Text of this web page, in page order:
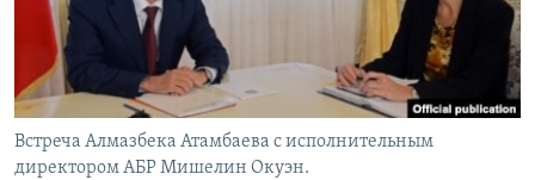
Встреча Алмазбека Атамбаева с исполнительным
директором АБР Мишелин Окуэн.